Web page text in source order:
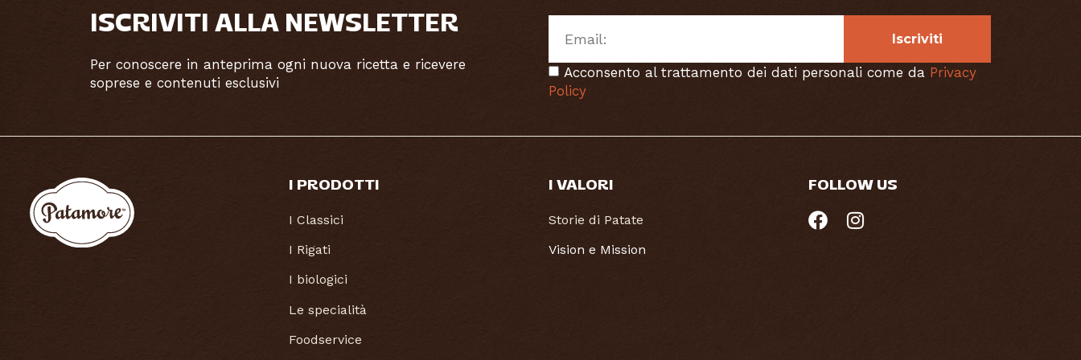
ISCRIVITI ALLA NEWSLETTER
Per conoscere in anteprima ogni nuova ricetta e ricevere
soprese e contenuti esclusivi
Iscriviti
Acconsento al trattamento dei dati personali come da Privacy
Policy
I PRODOTTI
I Classici
I Rigati
I biologici
Le specialità
Foodservice
I VALORI
Storie di Patate
Vision e Mission
FOLLOW US